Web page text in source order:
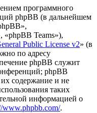
программного
phpBB (в дальнейшем
«phpBB Teams»),
Public License v2» (в
по адресу
phpBB служит
phpBB
их содержание и не
таких
информацией о
www.phpbb.com/.